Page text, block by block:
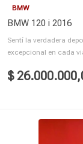
BMW
BMW 120 i 2016
Sentí la verdadera
excepcional en cada
$